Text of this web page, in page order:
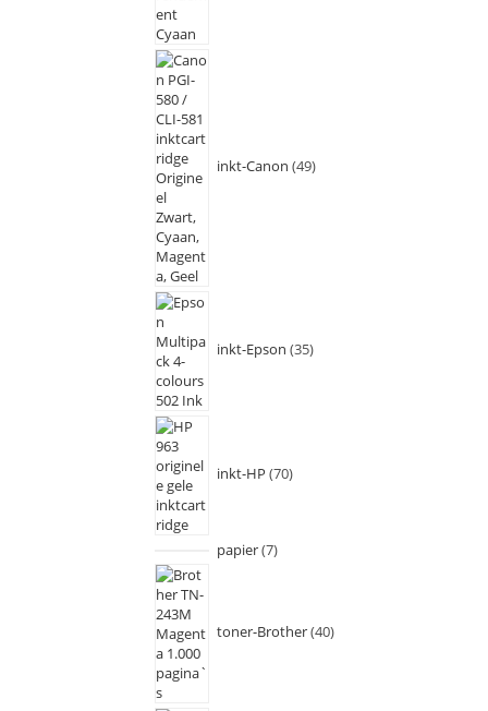
inkt-Canon 49
inkt-Epson 35
inkt-HP 70
papier 7
toner-Brother 40